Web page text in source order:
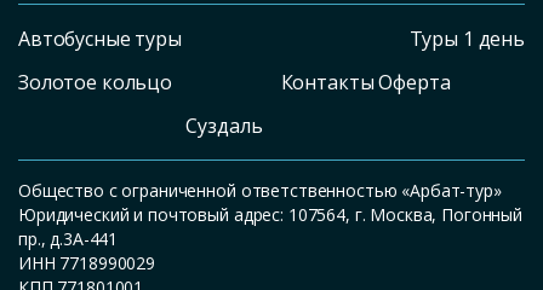
Автобусные туры
Золотое кольцо
Суздаль
Туры 1 день
Контакты Оферта
Общество с ограниченной ответственностью «Арбат-тур»
Юридический и почтовый адрес: 107564, г. Москва, Погонный
пр., д.3А-441
ИНН 7718990029